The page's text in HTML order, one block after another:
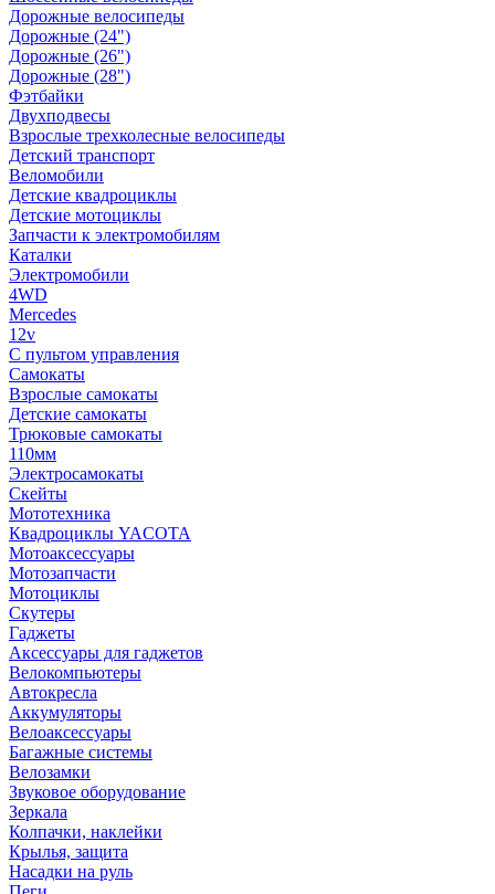
Дорожные велосипеды
Дорожные (24")
Дорожные (26")
Дорожные (28")
Фэтбайки
Двухподвесы
Взрослые трехколесные велосипеды
Детский транспорт
Веломобили
Детские квадроциклы
Детские мотоциклы
Запчасти к электромобилям
Каталки
Электромобили
4WD
Mercedes
12v
С пультом управления
Самокаты
Взрослые самокаты
Детские самокаты
Трюковые самокаты
110мм
Электросамокаты
Скейты
Мототехника
Квадроциклы YACOTA
Мотоаксессуары
Мотозапчасти
Мотоциклы
Скутеры
Гаджеты
Аксессуары для гаджетов
Велокомпьютеры
Автокресла
Аккумуляторы
Велоаксессуары
Багажные системы
Велозамки
Звуковое оборудование
Зеркала
Колпачки, наклейки
Крылья, защита
Насадки на руль